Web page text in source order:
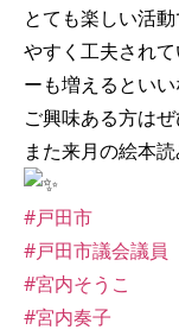
とても楽しい活
やすく工夫され
ーも増えるとい
ご興味ある方は
また来月の絵本
#戸田市
#戸田市議会議員
#宮内そうこ
#宮内奏子